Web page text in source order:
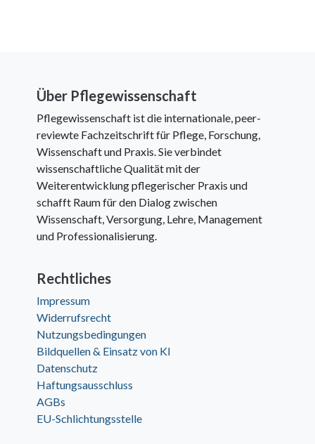
Über Pflegewissenschaft
Pflegewissenschaft ist die internationale, peer-
reviewte Fachzeitschrift für Pflege, Forschung,
Wissenschaft und Praxis. Sie verbindet
wissenschaftliche Qualität mit der
Weiterentwicklung pflegerischer Praxis und
schafft Raum für den Dialog zwischen
Wissenschaft, Versorgung, Lehre, Management
und Professionalisierung.
Rechtliches
Impressum
Widerrufsrecht
Nutzungsbedingungen
Bildquellen & Einsatz von KI
Datenschutz
Haftungsausschluss
AGBs
EU-Schlichtungsstelle